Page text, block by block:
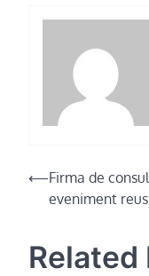
Post
navigation
⟵Firma de
eveniment
Related